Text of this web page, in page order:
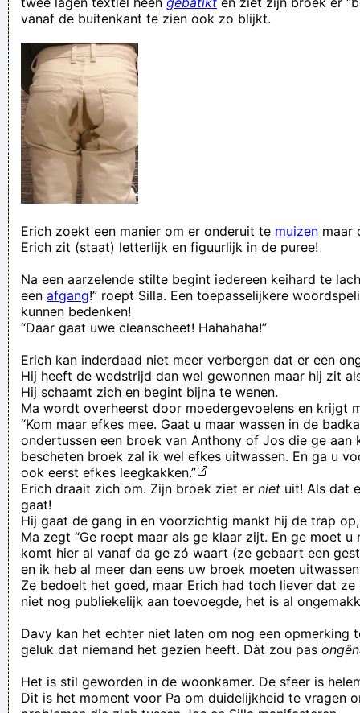
vanaf de buitenkant te zien ook zo blijkt.
Erich zoekt een manier om er onderuit te muizen maar
Erich zit (staat) letterlijk en figuurlijk in de puree!
Na een aarzelende stilte begint iedereen keihard te
een afgang!” roept Silla. Een toepasselijkere
kunnen bedenken!
“Daar gaat uwe cleanscheet! Hahahaha!”
Erich kan inderdaad niet meer verbergen dat er een
Hij heeft de wedstrijd dan wel gewonnen maar hij zit
Hij schaamt zich en begint bijna te wenen.
Ma wordt overheerst door moedergevoelens en krijgt
“Kom maar efkes mee. Gaat u maar wassen in de
ondertussen een broek van Anthony of Jos die ge aan
bescheten broek zal ik wel efkes uitwassen. En ga u
ook eerst efkes leegkakken.”
Erich draait zich om. Zijn broek ziet er niet uit! Als dat
gaat!
Hij gaat de gang in en voorzichtig mankt hij de trap
Ma zegt “Ge roept maar als ge klaar zijt. En ge moet u
komt hier al vanaf da ge zó waart (ze gebaart een
en ik heb al meer dan eens uw broek moeten
Ze bedoelt het goed, maar Erich had toch liever dat
niet nog publiekelijk aan toevoegde, het is al
Davy kan het echter niet laten om nog een opmerking
geluk dat niemand het gezien heeft. Dàt zou pas
Het is stil geworden in de woonkamer. De sfeer is
Dit is het moment voor Pa om duidelijkheid te vragen